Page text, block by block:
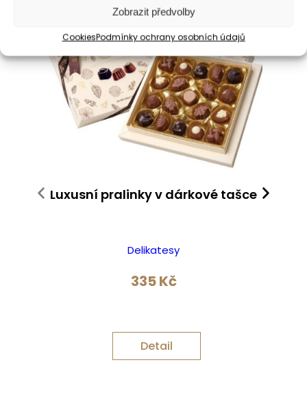
Zobrazit předvolby
CookiesPodmínky ochrany osobních údajů
Luxusní pralinky v dárkové tašce
Delikatesy
335Kč
Detail